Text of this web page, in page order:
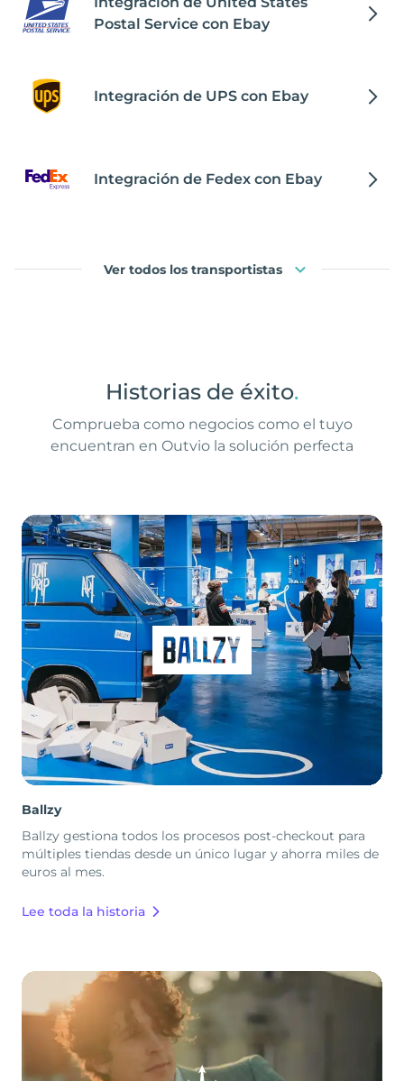
Postal Service con Ebay
Integración de UPS con Ebay
Integración de Fedex con Ebay
Ver todos los transportistas
Historias de éxito.
Comprueba como negocios como el tuyo
encuentran en Outvio la solución perfecta
Ballzy
Ballzy gestiona todos los procesos post-checkout para
múltiples tiendas desde un único lugar y ahorra miles de
euros al mes.
Lee toda la historia